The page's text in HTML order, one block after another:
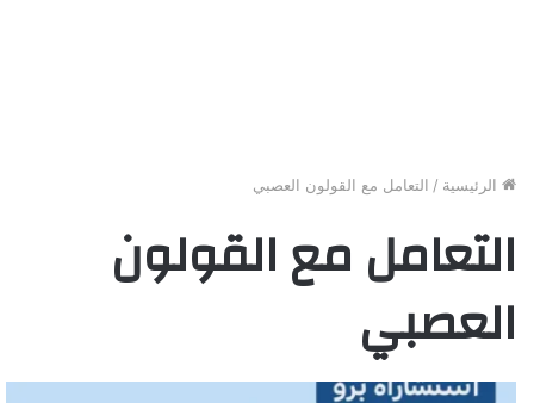
الرئيسية / التعامل مع القولون العصبي
التعامل مع القولون
العصبي